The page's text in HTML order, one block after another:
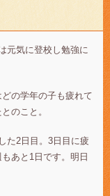
元気に登校し勉強に
の学年の子も疲れて
のこと。
た2日目。3日目に疲
あと1日です。明日